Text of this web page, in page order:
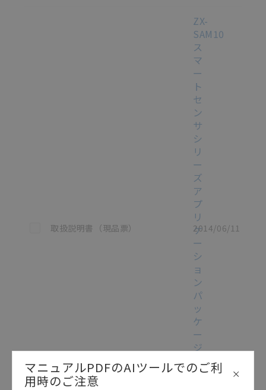
この資料を選択
取扱説明書（現品票）
ZX-
SAM10
ス
マ
ー
ト
セ
ン
サ
シ
リ
ー
ズ
ア
プ
リ
ケ
ー
シ
ョ
ン
パ
ッ
ケ
ー
ジ
取
扱
2014/06/11
マニュアルPDFのAIツールでのご利
用時のご注意